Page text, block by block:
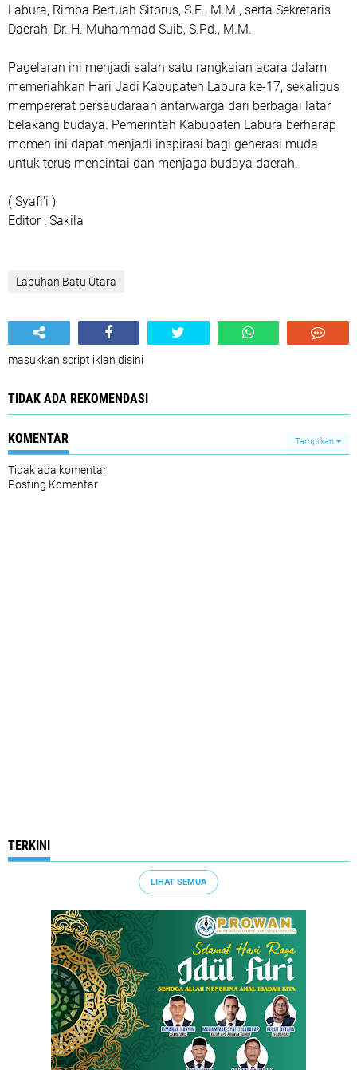
Labura, Rimba Bertuah Sitorus, S.E., M.M., serta Sekretaris
Daerah, Dr. H. Muhammad Suib, S.Pd., M.M.
Pagelaran ini menjadi salah satu rangkaian acara dalam
memeriahkan Hari Jadi Kabupaten Labura ke-17, sekaligus
mempererat persaudaraan antarwarga dari berbagai latar
belakang budaya. Pemerintah Kabupaten Labura berharap
momen ini dapat menjadi inspirasi bagi generasi muda
untuk terus mencintai dan menjaga budaya daerah.
( Syafi'i )
Editor : Sakila
Labuhan Batu Utara
masukkan script iklan disini
TIDAK ADA REKOMENDASI
KOMENTAR Tampilkan
Tidak ada komentar:
Posting Komentar
TERKINI
LIHAT SEMUA